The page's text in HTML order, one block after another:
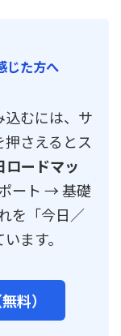
じた方へ
むには、サ
さえるとス
ードマッ
ート → 基礎
を「今日／
ます。
料）